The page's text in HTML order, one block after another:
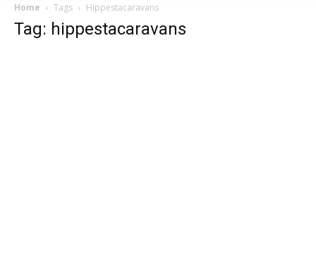
Home Tags Hippestacaravans
Tag: hippestacaravans